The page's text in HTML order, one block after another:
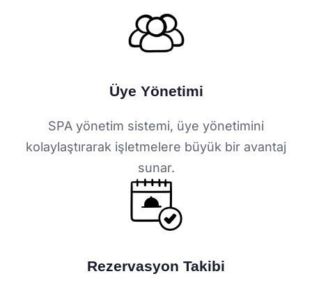
Üye Yönetimi
SPA yönetim sistemi, üye yönetimini
kolaylaştırarak işletmelere büyük bir avantaj
sunar.
Rezervasyon Takibi